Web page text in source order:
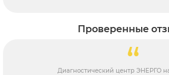
Проверенные
Кабинет